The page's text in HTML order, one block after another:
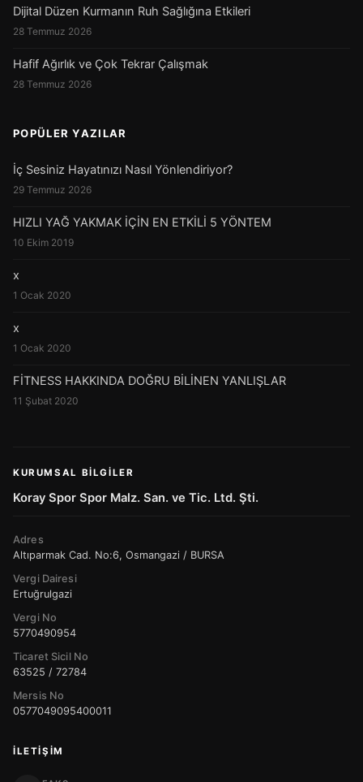
Dijital Düzen Kurmanın Ruh Sağlığına Etkileri
28 Temmuz 2026
Hafif Ağırlık ve Çok Tekrar Çalışmak
28 Temmuz 2026
POPÜLER YAZILAR
İç Sesiniz Hayatınızı Nasıl Yönlendiriyor?
29 Temmuz 2026
HIZLI YAĞ YAKMAK İÇİN EN ETKİLİ 5 YÖNTEM
10 Ekim 2019
x
1 Ocak 2020
x
1 Ocak 2020
FİTNESS HAKKINDA DOĞRU BİLİNEN YANLIŞLAR
11 Şubat 2020
KURUMSAL BILGILER
Koray Spor Spor Malz. San. ve Tic. Ltd. Şti.
Adres
Altıparmak Cad. No:6, Osmangazi / BURSA
Vergi Dairesi
Ertuğrulgazi
Vergi No
5770490954
Ticaret Sicil No
63525 / 72784
Mersis No
0577049095400011
İLETIŞIM